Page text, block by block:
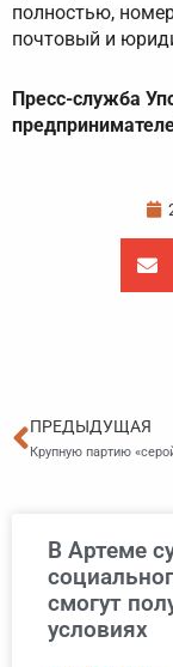
полностью,
почтовый и
Пресс-служба
Пред
ПРЕДЫДУЩАЯ
В Артеме
смогут
условиях